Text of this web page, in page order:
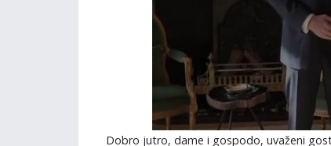
Dobro jutro, dame i gospodo, uvaženi